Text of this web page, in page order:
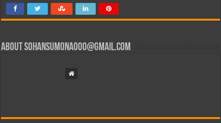
Aboutsohansumona000@gmail.com